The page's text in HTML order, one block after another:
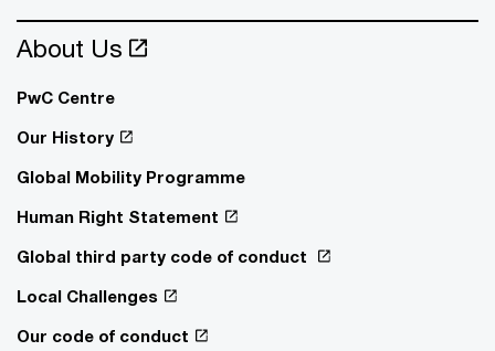
About Us
PwC Centre
Our History
Global Mobility Programme
Human Right Statement
Global third party code of conduct
Local Challenges
Our code of conduct